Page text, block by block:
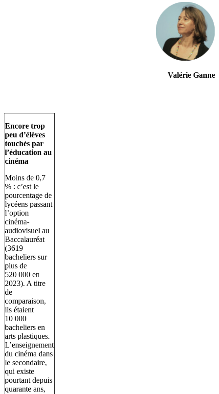
Valérie Ganne
Encore trop
peu d’élèves
touchés par
l’éducation au
cinéma
Moins de 0,7
% : c’est le
pourcentage de
lycéens passant
l’option
cinéma-
audiovisuel au
Baccalauréat
(3619
bacheliers sur
plus de
520 000 en
2023). A titre
de
comparaison,
ils étaient
10 000
bacheliers en
arts plastiques.
L’enseignement
du cinéma dans
le secondaire,
qui existe
pourtant depuis
quarante ans,